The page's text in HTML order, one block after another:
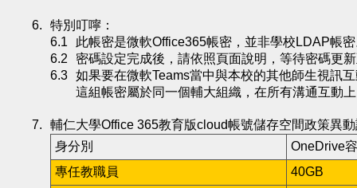
特別叮嚀：
此帳密是微軟Office365帳密，並非學校LDAP帳
密碼設定完成後，請依照頁面說明，等待密碼更
如果要在微軟Teams當中與本校的其他師生視訊
這組帳密屬於同一個輔大組織，在所有溝通互動
輔仁大學Office 365教育版cloud帳號儲存空間政策異
身分別
OneDrive
專任教職員
40GB